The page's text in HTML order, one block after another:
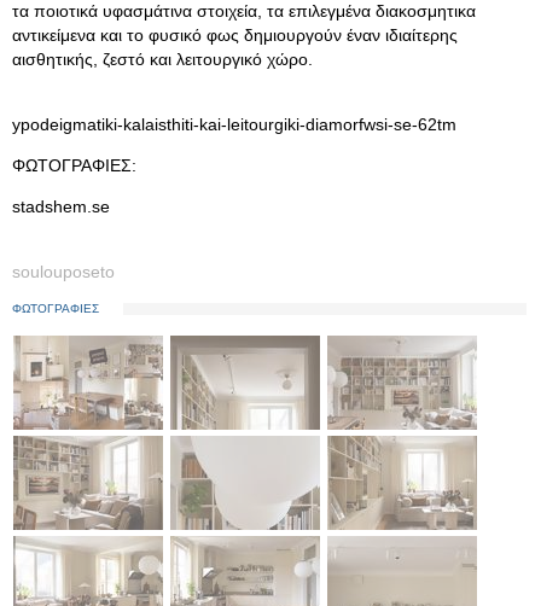
τα ποιοτικά υφασμάτινα στοιχεία, τα επιλεγμένα διακοσμητικα
αντικείμενα και το φυσικό φως δημιουργούν έναν ιδιαίτερης
αισθητικής, ζεστό και λειτουργικό χώρο.
ypodeigmatiki-kalaisthiti-kai-leitourgiki-diamorfwsi-se-62tm
ΦΩΤΟΓΡΑΦΙΕΣ:
stadshem.se
soulouposeto
ΦΩΤΟΓΡΑΦΙΕΣ